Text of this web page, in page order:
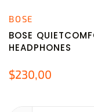
BOSE
BOSE
HEADPHONES
$230,00